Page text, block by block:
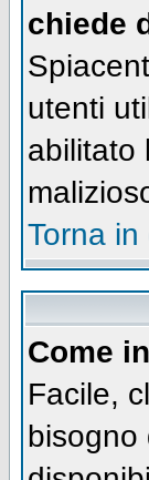
chiede
utenti
abilitato
Torna in
Come
Facile,
bisogno